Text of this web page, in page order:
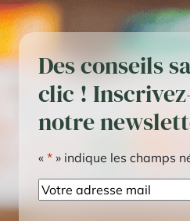
Des conseils
clic !
notre
« * » indique les champs
E-
mail